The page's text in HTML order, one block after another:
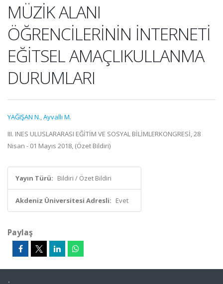
MÜZİK ALANI
ÖĞRENCİLERİNİN İNTERNETİ
EĞİTSEL AMAÇLIKULLANMA
DURUMLARI
YAĞIŞAN N.,Ayvallı M.
III. INES ULUSLARARASI EĞİTİM VE SOSYAL BİLİMLERKONGRESİ, 28
Nisan - 01 Mayıs 2018, (Özet Bildiri)
Yayın Türü: Bildiri / Özet Bildiri
Akdeniz Üniversitesi Adresli: Evet
Paylaş